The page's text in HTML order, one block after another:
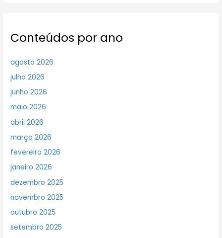
Conteúdos por ano
agosto 2026
julho 2026
junho 2026
maio 2026
abril 2026
março 2026
fevereiro 2026
janeiro 2026
dezembro 2025
novembro 2025
outubro 2025
setembro 2025